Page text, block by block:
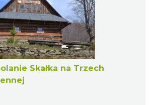
Skałka na Trzech